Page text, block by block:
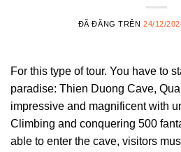
ĐÃ ĐĂNG TRÊN24/12/
For this type of tour. You have to
paradise: Thien Duong Cave,
impressive and magnificent with
Climbing and conquering 500
able to enter the cave, visitors